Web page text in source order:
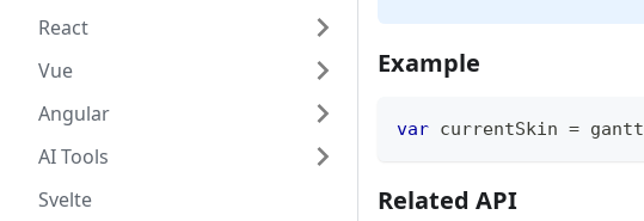
React
Vue
Angular
AI Tools
Svelte
Example
var currentSkin = gantt
Related API